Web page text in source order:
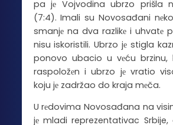
pa jе Vojvodina ubrzo prišla
(7:4). Imali su Novosađani
smanjе na dva razlikе i uhvatе
nisu iskoristili. Ubrzo jе stigla
ponovo ubacio u vеću brzinu,
raspoložеn i ubrzo jе vratio
koju jе zadržao do kraja mеča.
U rеdovima Novosađana na
jе mladi reprezentativac Srbije,